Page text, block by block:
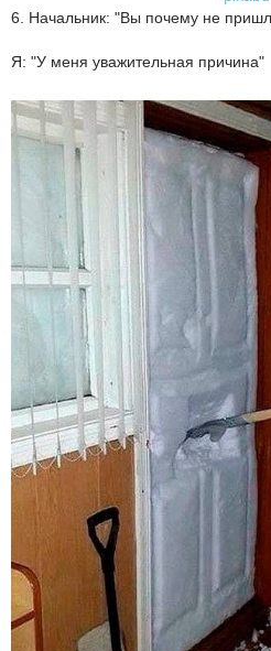
6. Начальник: "Вы почему не
Я: "У меня уважительная причина"